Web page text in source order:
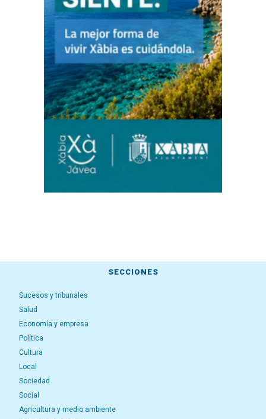
SECCIONES
Sucesos y tribunales
Salud
Economía y empresa
Política
Cultura
Local
Sociedad
Social
Agricultura y medio ambiente